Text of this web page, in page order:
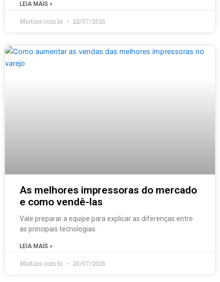
LEIA MAIS »
Martins.com.br 22/07/2026
As melhores impressoras do mercado
e como vendê-las
Vale preparar a equipe para explicar as diferenças entre
as principais tecnologias.
LEIA MAIS »
Martins.com.br 20/07/2026